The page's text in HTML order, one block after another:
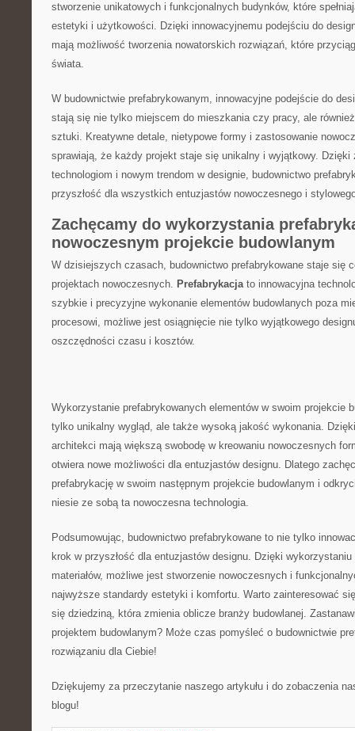
stworzenie unikatowych⁢ i​ funkcjonalnych budynków, ‌które
estetyki i użytkowości. Dzięki innowacyjnemu podejściu do
mają możliwość tworzenia⁢ nowatorskich rozwiązań, ‌które
świata.
W budownictwie prefabrykowanym, innowacyjne ‌podejście do
stają się​ nie tylko⁣ miejscem do‌ mieszkania czy pracy,​ ale
sztuki. Kreatywne detale, ​nietypowe formy i zastosowanie
⁤sprawiają, że każdy projekt staje się unikalny​ i⁣ wyjątkowy. Dzięki
technologiom i⁣ nowym⁤ trendom w designie,‌ budownictwo⁤
przyszłość dla wszystkich entuzjastów nowoczesnego i
Zachęcamy do wykorzystania
nowoczesnym projekcie budowlanym
W dzisiejszych czasach, budownictwo prefabrykowane staje się‍
projektach ⁤nowoczesnych. Prefabrykacja‍to innowacyjna
szybkie ⁤i precyzyjne wykonanie elementów budowlanych poza
⁣procesowi, możliwe jest osiągnięcie‌ nie tylko wyjątkowego
⁢oszczędności czasu i kosztów.
Wykorzystanie ⁢prefabrykowanych elementów w ‍swoim ⁢projekcie
tylko⁤ unikalny⁢ wygląd, ale także wysoką jakość wykonania.
architekci ‍mają większą ‌swobodę w kreowaniu nowoczesnych
otwiera nowe⁣ możliwości dla entuzjastów designu. Dlatego
prefabrykację w swoim następnym projekcie budowlanym i
niesie ze sobą ta‌ nowoczesna technologia.
Podsumowując, ⁤budownictwo⁣ prefabrykowane to ​nie tylko
krok ⁣w przyszłość‌ dla entuzjastów designu.‍ Dzięki​
materiałów, możliwe jest stworzenie nowoczesnych i
‍najwyższe standardy⁣ estetyki ​i komfortu. Warto ⁤zainteresować
⁢się dziedziną, która zmienia oblicze branży budowlanej.
projektem budowlanym? Może czas⁣ pomyśleć o‍ budownictwie
rozwiązaniu⁣ dla Ciebie!
Dziękujemy⁣ za⁢ przeczytanie ⁤naszego artykułu i do zobaczenia
blogu!